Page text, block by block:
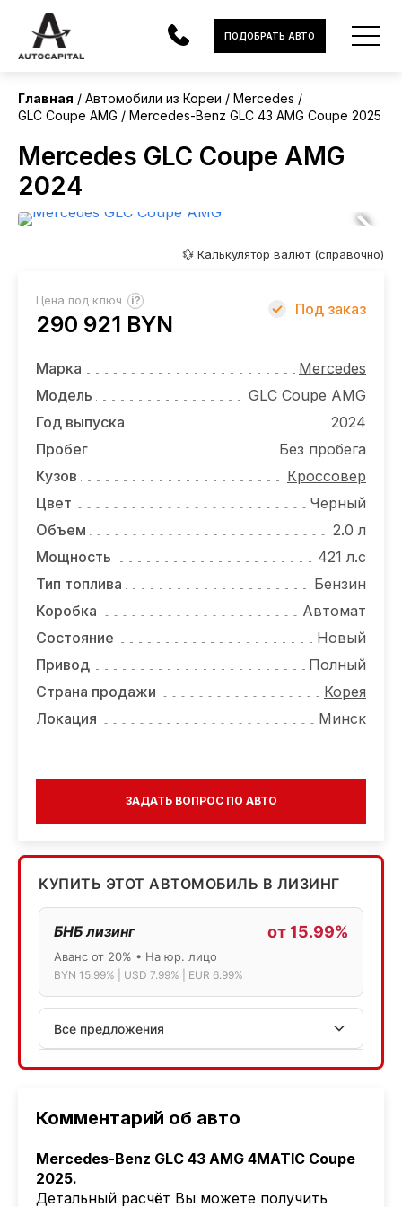
АВТОМОБИЛИ
ЭЛЕКТРОМОБИЛИ
В НАЛИЧИИ
ЛИЗИНГ
НОВОСТИ
ОТЗЫВЫ
ВАКАНСИИ
О КОМПАНИИ
КОНТАКТЫ
ПОДОБРАТЬ АВТО
Главная Автомобили из Кореи
Mercedes
GLC Coupe AMG
Mercedes-Benz GLC 43 AMG Coupe 2025
Mercedes GLC Coupe AMG
2024
Корея
Без пробега
Комментарий об авто
Mercedes-Benz GLC 43 AMG 4MATIC Coupe
2025.
Детальный расчёт Вы можете получить
💱 Калькулятор валют (справочно)
Цена под ключ ?
290 921 BYN
Под заказ
Марка
Mercedes
Модель
GLC Coupe AMG
Год выпуска
2024
Пробег
Без пробега
Кузов
Кроссовер
Цвет
Черный
Объем
2.0 л
Мощность
421 л.с
Тип топлива
Бензин
Коробка
Автомат
Состояние
Новый
Привод
Полный
Страна продажи
Корея
Локация
Минск
ЗАДАТЬ ВОПРОС ПО АВТО
КУПИТЬ ЭТОТ АВТОМОБИЛЬ В ЛИЗИНГ
БНБ лизинг от 15.99%
Аванс от 20% • На юр. лицо
BYN 15.99% | USD 7.99% | EUR 6.99%
Все предложения
АСБ лизинг
Лизинг: BYN 17% | USD 7.99% | EUR 6.99%
Также доступен кредит "Проще простого" 18.9%